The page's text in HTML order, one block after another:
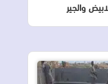
والجير